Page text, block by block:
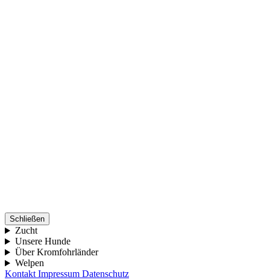
Schließen
Zucht
Unsere Hunde
Über Kromfohrländer
Welpen
Kontakt Impressum Datenschutz